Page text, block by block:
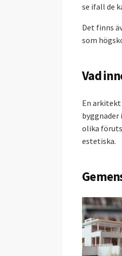
se ifall de
Det finns
som
Vad
En
olika
estetiska.